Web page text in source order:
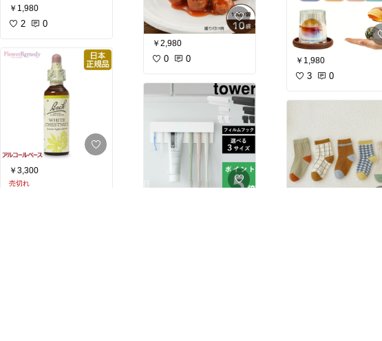
￥1,980
2 0
￥3,300
売切れ
￥2,980
0 0 ￥1,980
3 0